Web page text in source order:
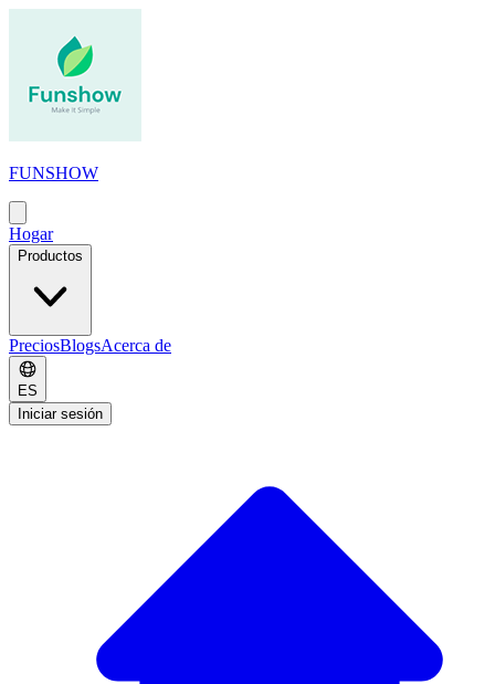
FUNSHOW
menú
principal
Hogar
Productos
PreciosBlogsAcerca de
ES
Iniciar sesión